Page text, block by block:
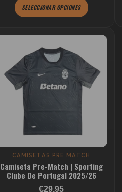
SELECCIONAR OPCIONES
de
producto
CAMISETAS PRE MATCH
Camiseta Pre-Match | Sporting
Clube De Portugal 2025/26
€29,95
Este
producto
tiene
múltiples
variantes.
elegir
en
la